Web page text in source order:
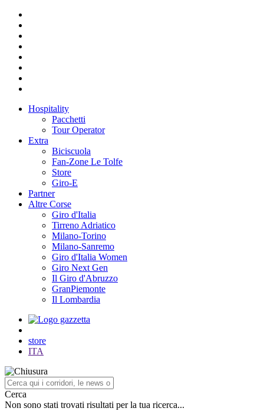
Hospitality
Pacchetti
Tour Operator
Extra
Biciscuola
Fan-Zone Le Tolfe
Store
Giro-E
Partner
Altre Corse
Giro d'Italia
Tirreno Adriatico
Milano-Torino
Milano-Sanremo
Giro d'Italia Women
Giro Next Gen
Il Giro d'Abruzzo
GranPiemonte
Il Lombardia
store
ITA
Cerca
Non sono stati trovati risultati per la tua ricerca...